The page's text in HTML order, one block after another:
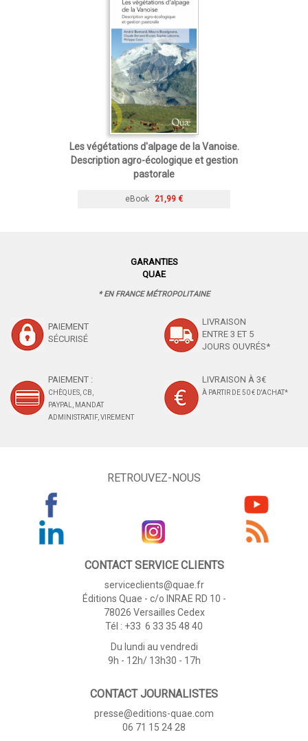
Les végétations d'alpage de la Vanoise.
Description agro-écologique et gestion
pastorale
eBook 21,99 €
GARANTIES
QUAE
* EN FRANCE MÉTROPOLITAINE
PAIEMENT
SÉCURISÉ
LIVRAISON
ENTRE 3 ET 5
JOURS OUVRÉS*
PAIEMENT :
CHÈQUES, CB,
PAYPAL, MANDAT
ADMINISTRATIF, VIREMENT
LIVRAISON À 3€
À PARTIR DE 50 € D'ACHAT*
RETROUVEZ-NOUS
CONTACT SERVICE CLIENTS
serviceclients@quae.fr
Éditions Quae - c/o INRAE RD 10 -
78026 Versailles Cedex
Tél : +33 6 33 35 48 40
Du lundi au vendredi
9h - 12h/ 13h30 - 17h
CONTACT JOURNALISTES
presse@editions-quae.com
06 71 15 24 28